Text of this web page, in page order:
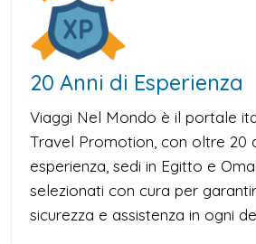
20 Anni di Esperienza
Viaggi Nel Mondo è il portale
Travel Promotion, con oltre 20
esperienza, sedi in Egitto e
selezionati con cura per
sicurezza e assistenza in ogni